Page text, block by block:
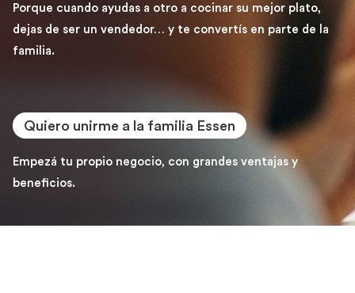
Porque cuando ayudas a otro a cocinar su mejor plato,
dejas de ser un vendedor… y te convertís en parte de la
familia.
Quiero unirme a la familia Essen
Empezá tu propio negocio, con grandes ventajas y
beneficios.